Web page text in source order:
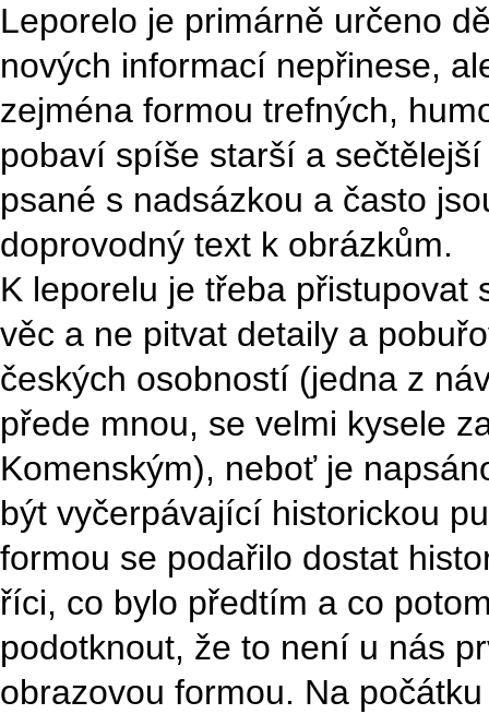
Leporelo je primárně určeno
nových informací nepřinese,
zejména formou trefných,
pobaví spíše starší a
psané s nadsázkou a často
doprovodný text k obrázkům.
K leporelu je třeba
věc a ne pitvat detaily a
českých osobností (jedna z
přede mnou, se velmi kysele
Komenským), neboť je
být vyčerpávající historickou
formou se podařilo dostat
říci, co bylo předtím a co
podotknout, že to není u nás
obrazovou formou. Na